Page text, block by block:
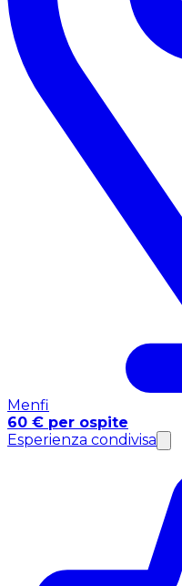
Menfi
60 € per ospite
Esperienza condivisa